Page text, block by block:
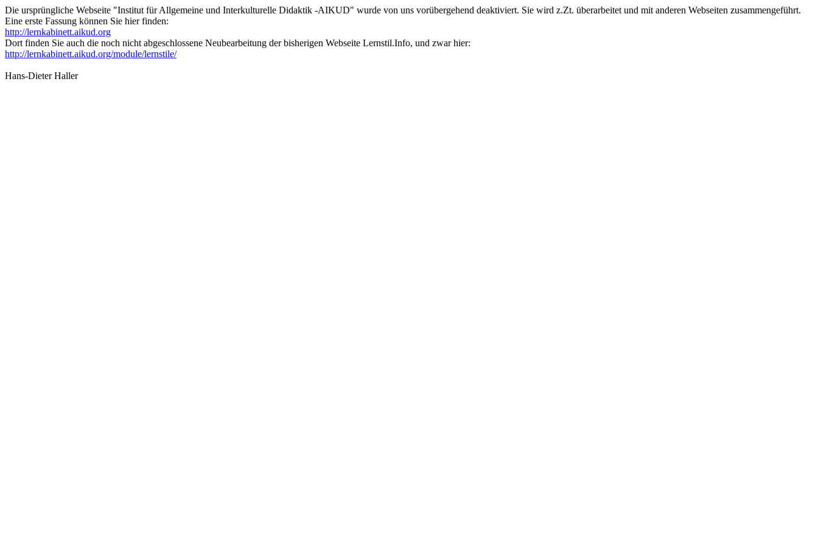
Die ursprüngliche Webseite "Institut für Allgemeine und Interkulturelle Didaktik -AIKUD" wurde von uns vorübergehend deaktiviert. Sie wird z.Zt. überarbeitet und mit anderen Webseiten zusammengeführt.
Eine erste Fassung können Sie hier finden:
http://lernkabinett.aikud.org
Dort finden Sie auch die noch nicht abgeschlossene Neubearbeitung der bisherigen Webseite Lernstil.Info, und zwar hier:
http://lernkabinett.aikud.org/module/lernstile/
Hans-Dieter Haller